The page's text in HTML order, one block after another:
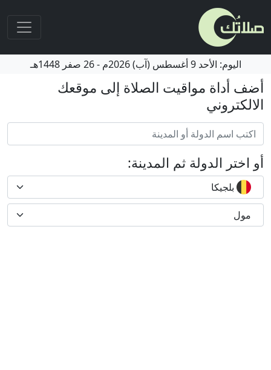
اليوم: الأحد 9 أغسطس (آب) 2026م -26 صفر 1448هـ
أضف أداة مواقيت الصلاة إلى موقعك
الالكتروني
أو اختر الدولة ثم المدينة:
بلجيكا
مول